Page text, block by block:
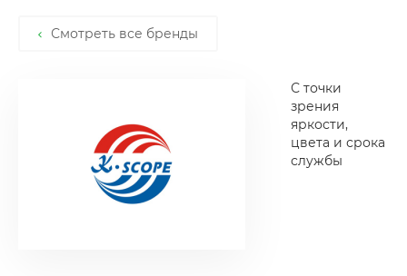
Смотреть все бренды
С точки
зрения
яркости,
цвета и срока
службы